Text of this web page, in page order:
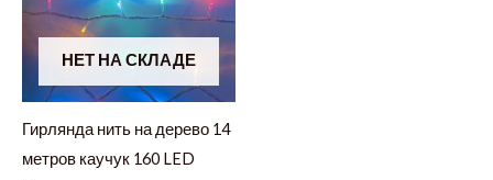
НЕТ НА СКЛАДЕ
Гирлянда нить на дерево 14
метров каучук 160 LED